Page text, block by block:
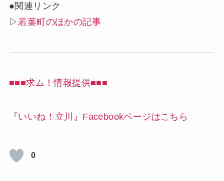
●関連リンク
▷ 若葉町のほかの記事
■■■求ム！情報提供■■■
『いいね！立川』Facebookページはこちら
0